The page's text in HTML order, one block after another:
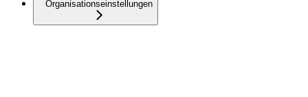
Organisationseinstellungen